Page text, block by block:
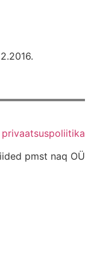
privaatsuspoliitika
pmst naq OÜ